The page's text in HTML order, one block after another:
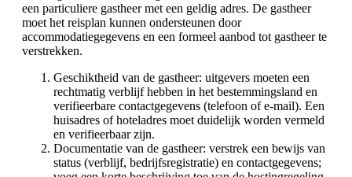
een particuliere gastheer met een geldig adres. De gastheer
moet het reisplan kunnen ondersteunen door
accommodatiegegevens en een formeel aanbod tot gastheer te
verstrekken.
Geschiktheid van de gastheer: uitgevers moeten een
rechtmatig verblijf hebben in het bestemmingsland en
verifieerbare contactgegevens (telefoon of e-mail). Een
huisadres of hoteladres moet duidelijk worden vermeld
en verifieerbaar zijn.
Documentatie van de gastheer: verstrek een bewijs van
status (verblijf, bedrijfsregistratie) en contactgegevens;